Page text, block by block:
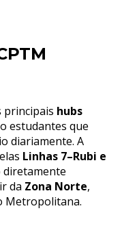
principais hubs
estudantes que
diariamente. A
Linhas 7–Rubi e
diretamente
da Zona Norte,
Metropolitana.